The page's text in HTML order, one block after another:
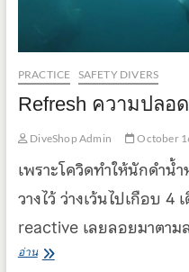
PRACTICE SAFETY DIVERS
Refresh ความปลอ
DiveShop Admin October
เพราะโควิด​ทำให้นักดำ
วางไว้​ ว่างเว้นไปเกือบ
reactive เลยลอยมา​ตาม
อ่านRefresh